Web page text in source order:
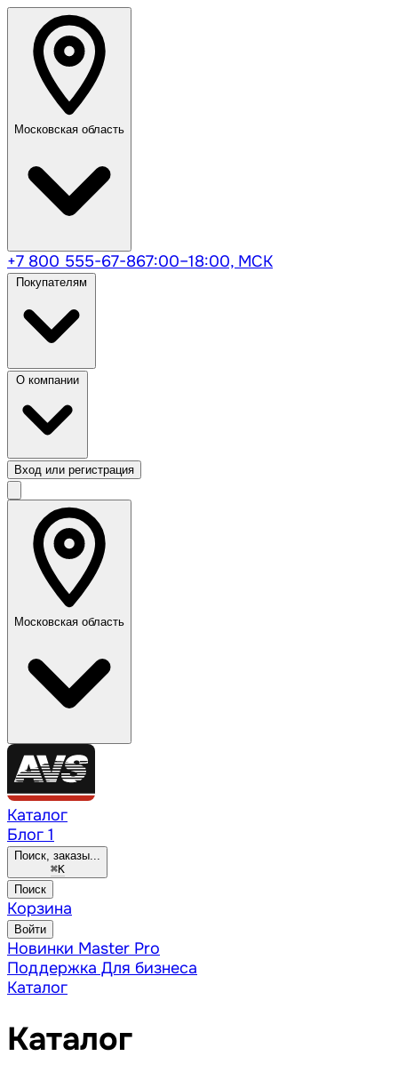
Московская область
+7 800 555-67-867:00–18:00, МСК
Вход или регистрация
Московская область
Каталог
Блог 1
Поиск, заказы...
⌘K
Поиск
Корзина
Войти
Новинки Master Pro
Поддержка Для бизнеса
Каталог
Каталог